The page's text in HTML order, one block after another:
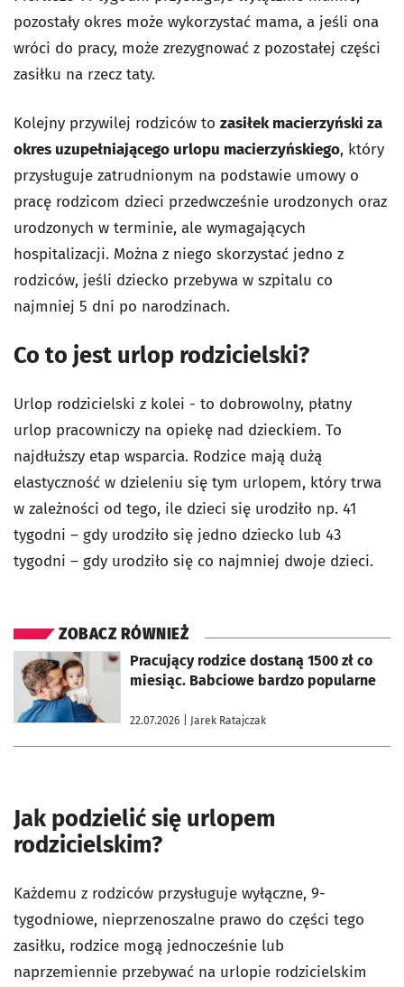
pozostały okres może wykorzystać mama, a jeśli ona
wróci do pracy, może zrezygnować z pozostałej części
zasiłku na rzecz taty.
Kolejny przywilej rodziców to zasiłek macierzyński za
okres uzupełniającego urlopu macierzyńskiego, który
przysługuje zatrudnionym na podstawie umowy o
pracę rodzicom dzieci przedwcześnie urodzonych oraz
urodzonych w terminie, ale wymagających
hospitalizacji. Można z niego skorzystać jedno z
rodziców, jeśli dziecko przebywa w szpitalu co
najmniej 5 dni po narodzinach.
Co to jest urlop rodzicielski?
Urlop rodzicielski z kolei - to dobrowolny, płatny
urlop pracowniczy na opiekę nad dzieckiem. To
najdłuższy etap wsparcia. Rodzice mają dużą
elastyczność w dzieleniu się tym urlopem, który trwa
w zależności od tego, ile dzieci się urodziło np. 41
tygodni – gdy urodziło się jedno dziecko lub 43
tygodni – gdy urodziło się co najmniej dwoje dzieci.
ZOBACZ RÓWNIEŻ
Pracujący rodzice dostaną 1500 zł co
miesiąc. Babciowe bardzo popularne
22.07.2026 | Jarek Ratajczak
otworzy się w nowej karcie
Jak podzielić się urlopem
rodzicielskim?
Każdemu z rodziców przysługuje wyłączne, 9-
tygodniowe, nieprzenoszalne prawo do części tego
zasiłku, rodzice mogą jednocześnie lub
naprzemiennie przebywać na urlopie rodzicielskim